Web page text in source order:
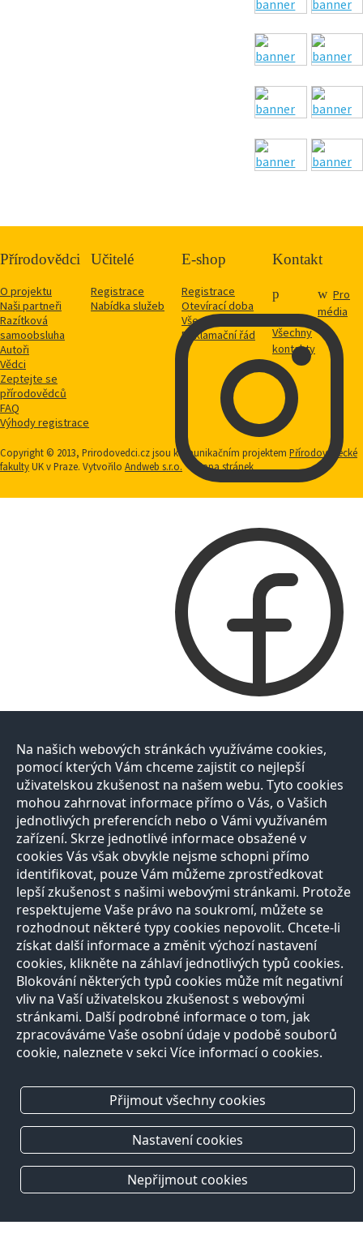
Přírodovědci
O projektu
Naši partneři
Razítková
samoobsluha
Autoři
Vědci
Zeptejte se
přírodovědců
FAQ
Výhody registrace
Učitelé
Registrace
Nabídka služeb
E-shop
Registrace
Otevírací doba
Vše o nákupu
Reklamační řád
Kontakt
Všechny
kontakty
Pro
média
Copyright © 2013, Prirodovedci.cz jsou komunikačním projektem Přírodovědecké
fakultyUK v Praze. Vytvořilo Andweb s.r.o. Mapa stránek
Na našich webových stránkách využíváme cookies,
pomocí kterých Vám chceme zajistit co nejlepší
uživatelskou zkušenost na našem webu. Tyto cookies
mohou zahrnovat informace přímo o Vás, o Vašich
jednotlivých preferencích nebo o Vámi využívaném
zařízení. Skrze jednotlivé informace obsažené v
cookies Vás však obvykle nejsme schopni přímo
identifikovat, pouze Vám můžeme zprostředkovat
lepší zkušenost s našimi webovými stránkami. Protože
respektujeme Vaše právo na soukromí, můžete se
rozhodnout některé typy cookies nepovolit. Chcete-li
získat další informace a změnit výchozí nastavení
cookies, klikněte na záhlaví jednotlivých typů cookies.
Blokování některých typů cookies může mít negativní
vliv na Vaší uživatelskou zkušenost s webovými
stránkami. Další podrobné informace o tom, jak
zpracováváme Vaše osobní údaje v podobě souborů
cookie, naleznete v sekci Více informací o cookies.
Přijmout všechny cookies
Nastavení cookies
Nepřijmout cookies